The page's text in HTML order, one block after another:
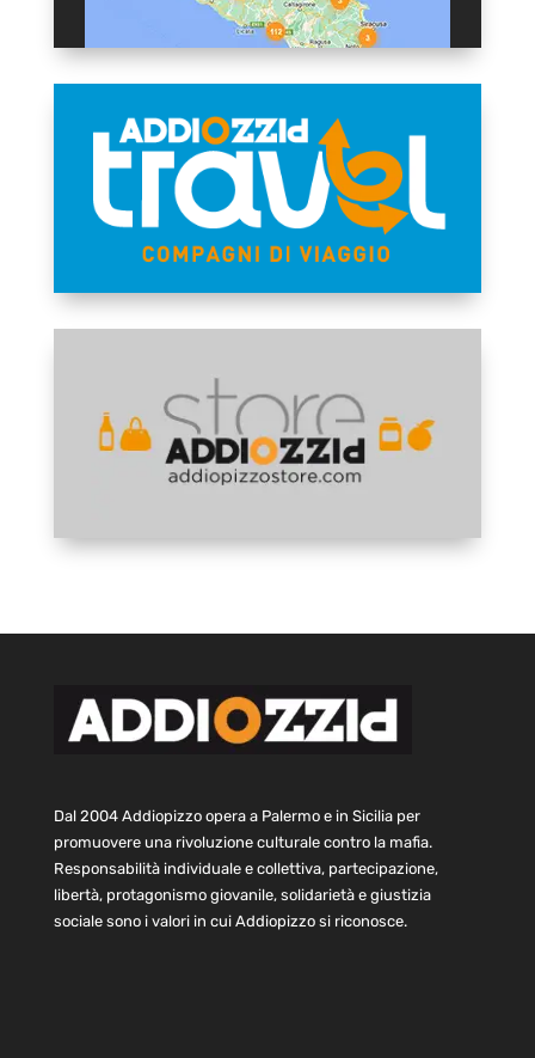
Dal 2004 Addiopizzo opera a Palermo e in Sicilia per
promuovere una rivoluzione culturale contro la mafia.
Responsabilità individuale e collettiva, partecipazione,
libertà, protagonismo giovanile, solidarietà e giustizia
sociale sono i valori in cui Addiopizzo si riconosce.